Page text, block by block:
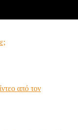
από τον